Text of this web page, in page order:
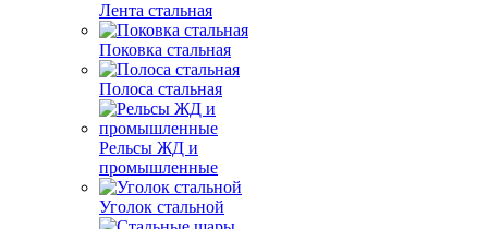
Лента стальная
Поковка стальная
Полоса стальная
Рельсы ЖД и
промышленные
Уголок стальной